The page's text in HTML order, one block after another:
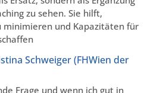
zu sehen. Sie hilft,
minimieren und Kapazitäten für
Schweiger (FHWien der
Frage und wenn ich gut in